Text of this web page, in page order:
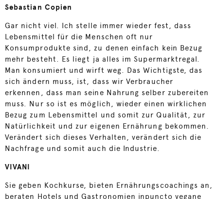
Sebastian Copien
Gar nicht viel. Ich stelle immer wieder fest, dass
Lebensmittel für die Menschen oft nur
Konsumprodukte sind, zu denen einfach kein Bezug
mehr besteht. Es liegt ja alles im Supermarktregal.
Man konsumiert und wirft weg. Das Wichtigste, das
sich ändern muss, ist, dass wir Verbraucher
erkennen, dass man seine Nahrung selber zubereiten
muss. Nur so ist es möglich, wieder einen wirklichen
Bezug zum Lebensmittel und somit zur Qualität, zur
Natürlichkeit und zur eigenen Ernährung bekommen.
Verändert sich dieses Verhalten, verändert sich die
Nachfrage und somit auch die Industrie.
VIVANI
Sie geben Kochkurse, bieten Ernährungscoachings an,
beraten Hotels und Gastronomien inpuncto vegane